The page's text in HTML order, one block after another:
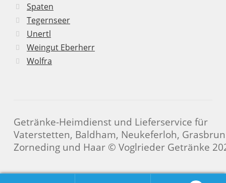
Spaten
Tegernseer
Unertl
Weingut Eberherr
Wolfra
Getränke-Heimdienst und Lieferservice für
Vaterstetten, Baldham, Neukeferloh,
Zorneding und Haar © Voglrieder Getränke